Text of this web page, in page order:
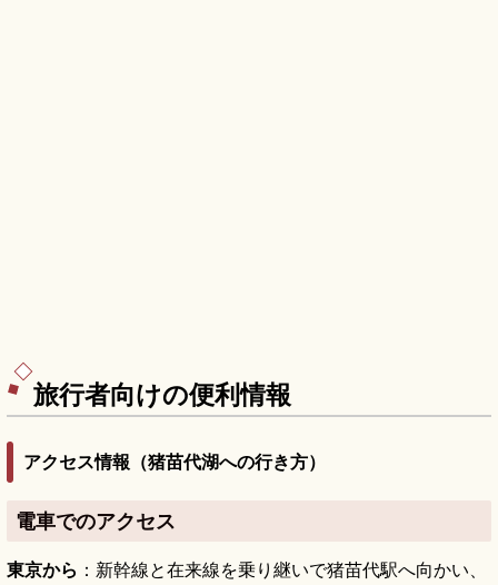
旅行者向けの便利情報
アクセス情報（猪苗代湖への行き方）
電車でのアクセス
東京から ：新幹線と在来線を乗り継いで猪苗代駅へ向かい、